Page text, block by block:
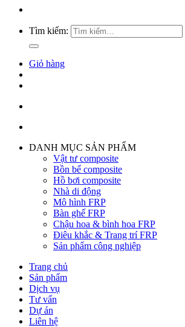
Tìm kiếm:
Giỏ hàng
DANH MỤC SẢN PHẨM
Vật tư composite
Bồn bể composite
Hồ bơi composite
Nhà di động
Mô hình FRP
Bàn ghế FRP
Chậu hoa & bình hoa FRP
Điêu khắc & Trang trí FRP
Sản phẩm công nghiệp
Trang chủ
Sản phẩm
Dịch vụ
Tư vấn
Dự án
Liên hệ